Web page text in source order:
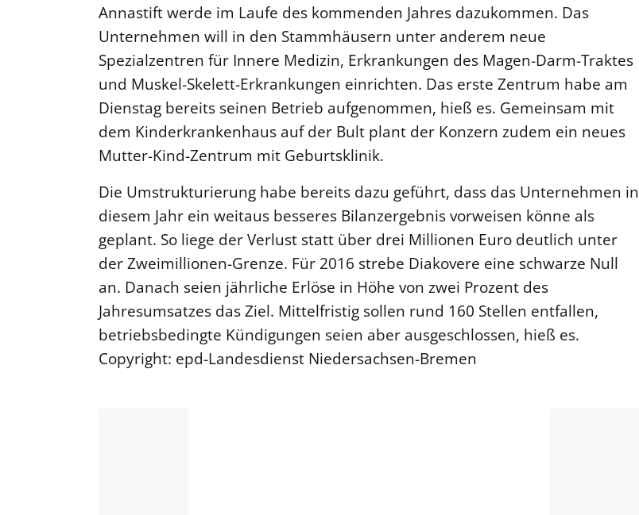
Annastift werde im Laufe des kommenden Jahres dazukommen. Das
Unternehmen will in den Stammhäusern unter anderem neue
Spezialzentren für Innere Medizin, Erkrankungen des Magen-Darm-Traktes
und Muskel-Skelett-Erkrankungen einrichten. Das erste Zentrum habe am
Dienstag bereits seinen Betrieb aufgenommen, hieß es. Gemeinsam mit
dem Kinderkrankenhaus auf der Bult plant der Konzern zudem ein neues
Mutter-Kind-Zentrum mit Geburtsklinik.
Die Umstrukturierung habe bereits dazu geführt, dass das Unternehmen in
diesem Jahr ein weitaus besseres Bilanzergebnis vorweisen könne als
geplant. So liege der Verlust statt über drei Millionen Euro deutlich unter
der Zweimillionen-Grenze. Für 2016 strebe Diakovere eine schwarze Null
an. Danach seien jährliche Erlöse in Höhe von zwei Prozent des
Jahresumsatzes das Ziel. Mittelfristig sollen rund 160 Stellen entfallen,
betriebsbedingte Kündigungen seien aber ausgeschlossen, hieß es.
Copyright: epd-Landesdienst Niedersachsen-Bremen